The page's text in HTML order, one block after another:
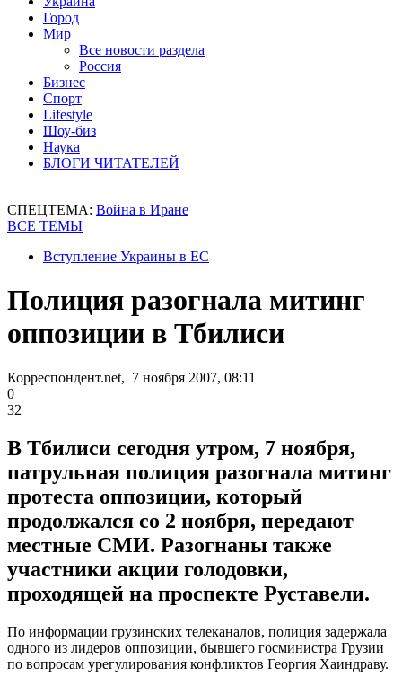
Город
Мир
Все новости раздела
Россия
Бизнес
Спорт
Lifestyle
Шоу-биз
Наука
БЛОГИ ЧИТАТЕЛЕЙ
СПЕЦТЕМА: Война в Иране
ВСЕ ТЕМЫ
Вступление Украины в ЕС
Полиция разогнала митинг
оппозиции в Тбилиси
Корреспондент.net, 7 ноября 2007, 08:11
0
32
В Тбилиси сегодня утром, 7 ноября,
патрульная полиция разогнала митинг
протеста оппозиции, который
продолжался со 2 ноября, передают
местные СМИ. Разогнаны также
участники акции голодовки,
проходящей на проспекте Руставели.
По информации грузинских телеканалов, полиция задержала
одного из лидеров оппозиции, бывшего госминистра Грузии
по вопросам урегулирования конфликтов Георгия Хаиндраву.